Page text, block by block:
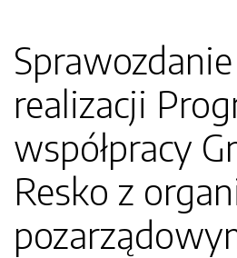
realizacji
współpracy
Resko z